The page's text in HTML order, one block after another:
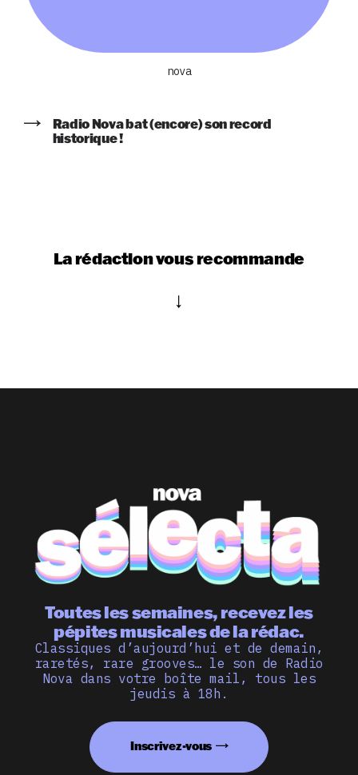
nova
Radio Nova bat (encore) son record
historique !
La rédaction vous recommande
Toutes les semaines, recevez les
pépites musicales de la rédac.
Classiques d’aujourd’hui et de demain,
raretés, rare grooves… le son de Radio
Nova dans votre boîte mail, tous les
jeudis à 18h.
Inscrivez-vous